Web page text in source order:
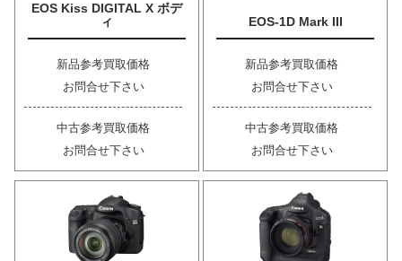
EOS Kiss DIGITAL X ボデ
ィ
新品参考買取価格
お問合せ下さい
中古参考買取価格
お問合せ下さい
EOS-1D Mark III
新品参考買取価格
お問合せ下さい
中古参考買取価格
お問合せ下さい